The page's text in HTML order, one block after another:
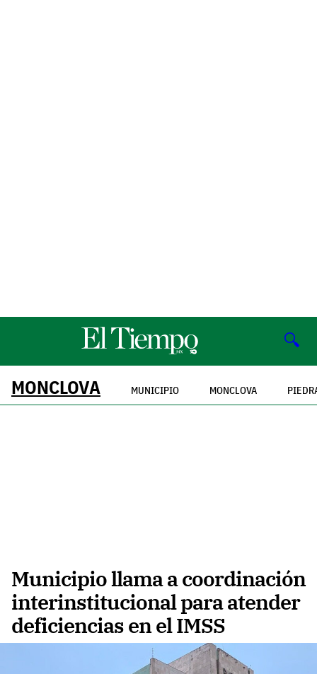
🔍
MONCLOVA MUNICIPIO MONCLOVA
Municipio llama a coordinación
interinstitucional para atender
deficiencias en el IMSS